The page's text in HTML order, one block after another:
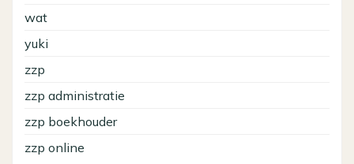
wat
yuki
zzp
zzp administratie
zzp boekhouder
zzp online